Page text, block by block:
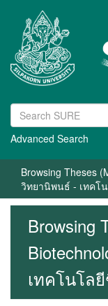
Advanced Search
Browsing Theses
วิทยานิพนธ์ - เทคโ
Browsing
เทคโนโล